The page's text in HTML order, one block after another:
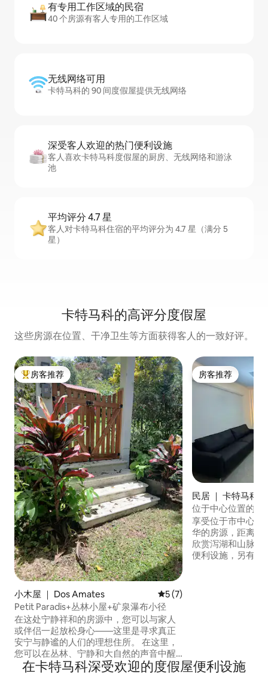
有专用工作区域的民宿
40 个房源有客人专用的工作区域
无线网络可用
卡特马科的 90 间度假屋提供无线网络
深受客人欢迎的热门便利设施
客人喜欢卡特马科度假屋的厨房、无线网络和游泳
池
平均评分 4.7 星
客人对卡特马科住宿的平均评分为 4.7 星（满分 5
星）
卡特马科的高评分度假屋
这些房源在位置、干净卫生等方面获得客人的一致好评。
热门「房客推荐」
房客推荐
小木屋 ｜ Dos Amates 平均评分 5 分（满分 5 分）
5 (7)
Petit Paradis+丛林小屋+矿泉瀑布小径
在这处宁静祥和的房源中，您可以与家人
或伴侣一起放松身心——这里是寻求真正
安宁与静谧的人们的理想住所。 在这里，
您可以在丛林、宁静和大自然的声音中醒
来。 Petit Paradis 是一片隐秘的天堂绿
洲，您可以在这里欣赏生物多样性和茂密
房客推荐
房客推荐
民居 ｜ 卡特马科
位于中心位置的豪
便利设施。
享受位于市中心、
华的房源，距离木
欣赏泻湖和山脉的
便利设施，另有5
在卡特马科深受欢迎的度假屋便利设施